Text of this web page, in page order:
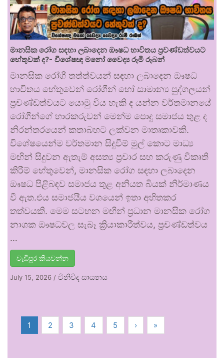
මානසික රෝග සඳහා ලබාදෙන ඖෂධ භාවිතය ප්‍රචණ්ඩත්වයට
හේතුවක් ද?- විශේෂඥ මනෝ වෛද්‍ය රූමි රූබන්
මානසික රෝගී තත්ත්වයන් සඳහා ලබාදෙන ඖෂධ
භාවිතය හේතුවෙන් රෝගීන් හෝ සාමාන්‍ය පුද්ගලයන්
ප්‍රචණ්ඩත්වයට යොමු විය හැකි ද යන්න වර්තමානයේ
රෝගීන්ගේ භාරකරුවන් මෙන්ම පොදු සමාජය තුළ ද
නිරන්තරයෙන් කතාබහට ලක්වන මාතෘකාවකි.
විශේෂයෙන්ම වර්තමාන සිදුවීම් මුල් කොට මාධ්‍ය
මඟින් සිදුවන ඇතැම් අසත්‍ය ප්‍රචාර සහ කරුණු විකෘති
කිරීම් හේතුවෙන්, මානසික රෝග සඳහා ලබාදෙන
ඖෂධ පිළිබඳව සමාජය තුළ අනියත බියක් නිර්මාණය
වී ඇත.එය සමාජයීය වශයෙන් ඉතා අහිතකර
තත්වයකි. මෙම සටහන මඟින් ප්‍රධාන මානසික රෝග
නාශක ඖෂධවල සැබෑ ක්‍රියාකාරීත්වය, ප්‍රචණ්ඩත්වය
…
වැඩිපුර කියවන්න
July 15, 2026 / විනිවිද සායනය
1 2 3 4 5 › »